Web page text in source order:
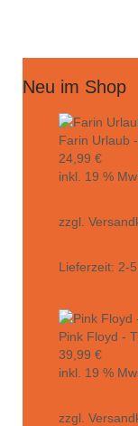
Neu im Shop
Farin Urlaub
24,99 €
inkl. 19 %
zzgl.
Lieferzeit: 2-
Pink Floyd -
39,99 €
inkl. 19 %
zzgl.